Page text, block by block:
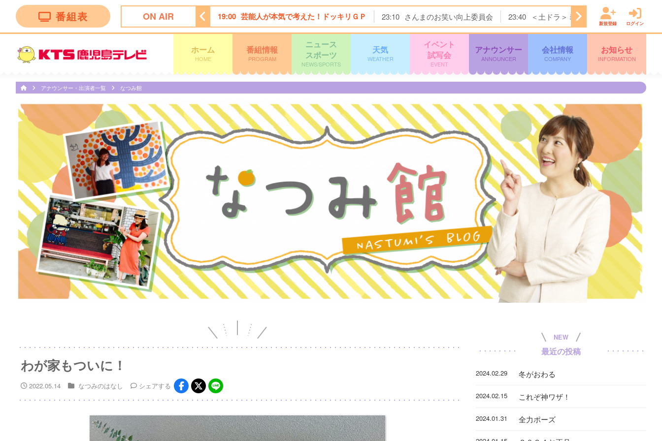
番組表 ON AIR
トークバラエティー”！ 18:30 ナマ・イキＶＯＩＣＥ 19:00 芸能人が本気で考えた！ドッキリＧＰ 23:10 さんまのお笑い向上委員会 23:40 ＜土ドラ＞ミッドナイト屋台 Ｓｅａ
新規登録 ログイン
ホーム
HOME
番組情報
PROGRAM
ニュース
スポーツ
NEWS/SPORTS
天気
WEATHER
イベント
試写会
EVENT
アナウンサー
ANNOUNCER
会社情報
COMPANY
お知らせ
INFORMATION
アナウンサー・出演者一覧 なつみ館
わが家もついに！
2022.05.14 なつみのはなし シェアする
NEW
最近の投稿
2024.02.29 冬がおわる
2024.02.15 これぞ神ワザ！
2024.01.31 全力ポーズ